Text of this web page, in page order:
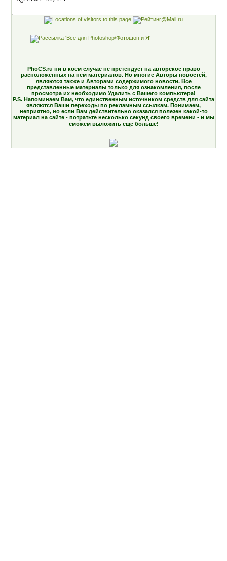
PhoCS.ru ни в коем случае не претендует на авторское право
расположенных на нем материалов. Но многие Авторы новостей,
являются также и Авторами содержимого новости. Все
представленные материалы только для ознакомления, после
просмотра их необходимо Удалить с Вашего компьютера!
P.S. Напоминаем Вам, что единственным источником средств для сайта
являются Ваши переходы по рекламным ссылкам. Понимаем,
неприятно, но если Вам действительно оказался полезен какой-то
материал на сайте - потратьте несколько секунд своего времени - и мы
сможем выложить еще больше!